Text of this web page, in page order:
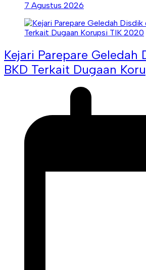
7 Agustus 2026
Kejari Parepare Geledah
BKD Terkait Dugaan